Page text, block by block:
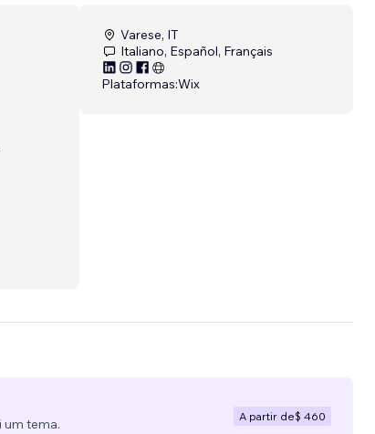
Varese, IT
Italiano, Español, Français
Plataformas:Wix
um tema.
A partir de$ 460